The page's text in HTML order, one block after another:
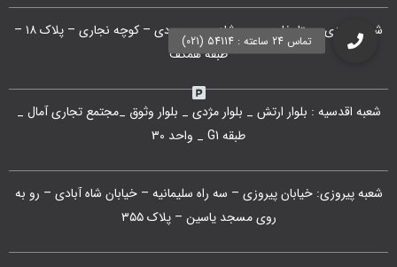
شعبه مرکزی : ستارخان – بین شادمهر و بهبودی – کوچه نجاری – پلاک ۱۸ –
طبقه همکف
شعبه اقدسیه : بلوار ارتش _ بلوار مژدی _ بلوار وثوق _مجتمع تجاری آمال _
طبقه G1 _ واحد 30
شعبه پیروزی: خیابان پیروزی – سه راه سلیمانیه – خیابان شاه آبادی – رو به
روی مسجد یاسین – پلاک ۳۵۵